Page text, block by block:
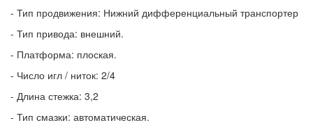
- Тип продвижения: Нижний дифференциальный транспортер
- Тип привода: внешний.
- Платформа: плоская.
- Число игл / ниток: 2/4
- Длина стежка: 3,2
- Тип смазки: автоматическая.